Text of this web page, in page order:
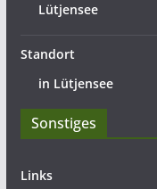
Lütjensee
Standort
in Lütjensee
Sonstiges
Links